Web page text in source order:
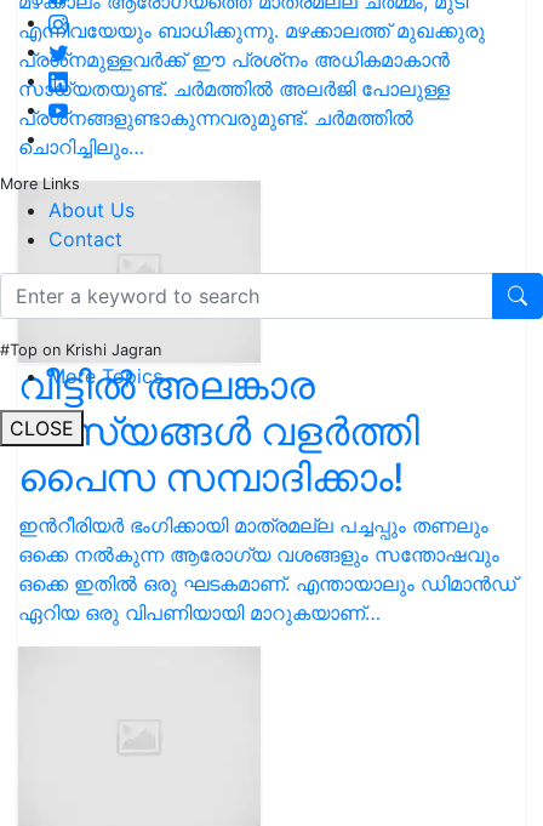
More Links
About Us
Contact
#Top on Krishi Jagran
More Topics
CLOSE
എന്നിവയേയും ബാധിക്കുന്നു. മഴക്കാലത്ത് മുഖക്കുരു
പ്രശ്‌നമുള്ളവര്‍ക്ക് ഈ പ്രശ്‌നം അധികമാകാന്‍
സാധ്യതയുണ്ട്. ചര്‍മത്തില്‍ അലര്‍ജി പോലുള്ള
പ്രശ്‌നങ്ങളുണ്ടാകുന്നവരുമുണ്ട്. ചര്‍മത്തില്‍
ചൊറിച്ചിലും…
വീട്ടിൽ അലങ്കാര
സസ്യങ്ങൾ വളർത്തി
പൈസ സമ്പാദിക്കാം!
ഇൻറീരിയര്‍ ഭംഗിക്കായി മാത്രമല്ല പച്ചപ്പും തണലും
ഒക്കെ നൽകുന്ന ആരോഗ്യ വശങ്ങളും സന്തോഷവും
ഒക്കെ ഇതിൽ ഒരു ഘടകമാണ്. എന്തായാലും ഡിമാൻഡ്
ഏറിയ ഒരു വിപണിയായി മാറുകയാണ്…